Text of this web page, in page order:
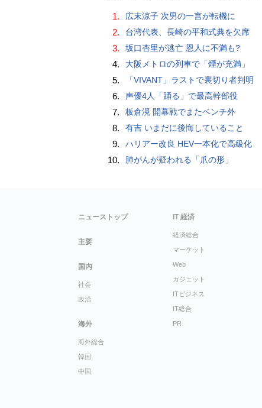
1. 広末涼子 次男の一言が転機に
2. 台湾代表、長崎の平和式典を欠席
3. 坂口杏里が逃亡 恩人に不満も?
4. 大阪メトロの列車で「煙が充満」
5. 「VIVANT」ラストで裏切り者判明
6. 声優4人「踊る」で最高幹部役
7. 板倉滉 開幕戦でまたベンチ外
8. 有吉 いまだに後悔していること
9. ハリアー改良 HEV一本化で高級化
10. 肺がんが疑われる「爪の形」
ニューストップ
主要
国内
社会
政治
海外
海外総合
韓国
中国
IT 経済
経済総合
マーケット
Web
ガジェット
ITビジネス
IT総合
PR